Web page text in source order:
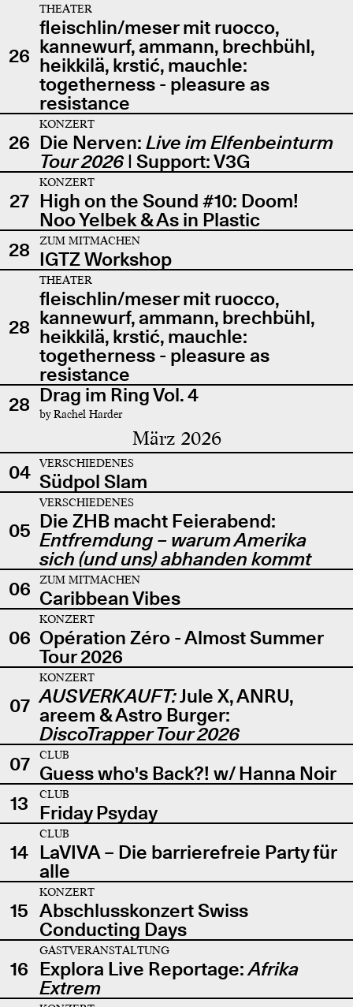
26
THEATER
fleischlin/meser mit ruocco,
kannewurf, ammann, brechbühl,
heikkilä, krstić, mauchle:
togetherness - pleasure as
resistance
26
KONZERT
Die Nerven: Live im Elfenbeinturm
Tour 2026| Support: V3G
27
KONZERT
High on the Sound #10: Doom!
Noo Yelbek & As in Plastic
28
ZUM MITMACHEN
IGTZ Workshop
28
THEATER
fleischlin/meser mit ruocco,
kannewurf, ammann, brechbühl,
heikkilä, krstić, mauchle:
togetherness - pleasure as
resistance
28 Drag im Ring Vol. 4
by Rachel Harder
März 2026
04 VERSCHIEDENES
Südpol Slam
05
VERSCHIEDENES
Die ZHB macht Feierabend:
Entfremdung – warum Amerika
sich (und uns) abhanden kommt
06
ZUM MITMACHEN
Caribbean Vibes
06
KONZERT
Opération Zéro - Almost Summer
Tour 2026
07
KONZERT
AUSVERKAUFT:Jule X, ANRU,
areem & Astro Burger:
DiscoTrapper Tour 2026
07
CLUB
Guess who's Back?! w/ Hanna Noir
13
CLUB
Friday Psyday
14
CLUB
LaVIVA – Die barrierefreie Party für
alle
15
KONZERT
Abschlusskonzert Swiss
Conducting Days
16
GASTVERANSTALTUNG
Explora Live Reportage:Afrika
Extrem